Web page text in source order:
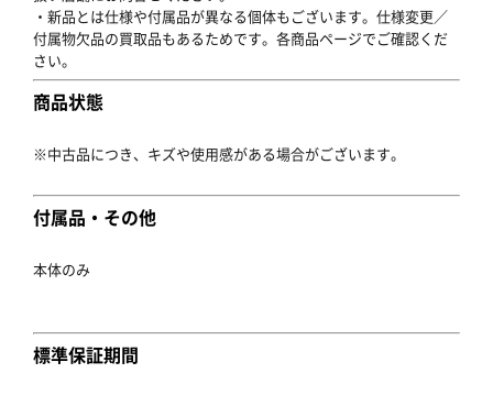
・新品とは仕様や付属品が異なる個体もございます。仕様変更／
付属物欠品の買取品もあるためです。各商品ページでご確認くだ
さい。
商品状態
※中古品につき、キズや使用感がある場合がございます。
付属品・その他
本体のみ
標準保証期間